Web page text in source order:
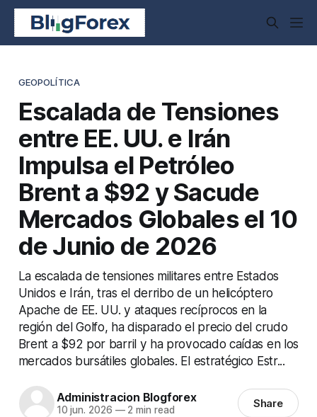
GEOPOLÍTICA
Escalada de Tensiones
entre EE. UU. e Irán
Impulsa el Petróleo
Brent a $92 y Sacude
Mercados Globales el 10
de Junio de 2026
La escalada de tensiones militares entre Estados
Unidos e Irán, tras el derribo de un helicóptero
Apache de EE. UU. y ataques recíprocos en la
región del Golfo, ha disparado el precio del crudo
Brent a $92 por barril y ha provocado caídas en los
mercados bursátiles globales. El estratégico Estr...
Administracion Blogforex
10 jun. 2026 —2 min read Share